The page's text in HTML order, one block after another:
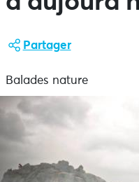
Partager
Balades nature